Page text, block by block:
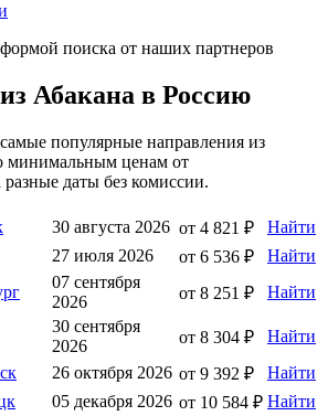
поиска от наших партнеров
Абакана в Россию
популярные направления из
минимальным ценам от
разные даты без комиссии.
30 августа 2026 от 4 821 ₽
Найти
27 июля 2026 от 6 536 ₽
Найти
07 сентября
2026
от 8 251 ₽ Найти
30 сентября
2026
от 8 304 ₽
Найти
26 октября 2026 от 9 392 ₽
Найти
05 декабря 2026 от 10 584 ₽ Найти